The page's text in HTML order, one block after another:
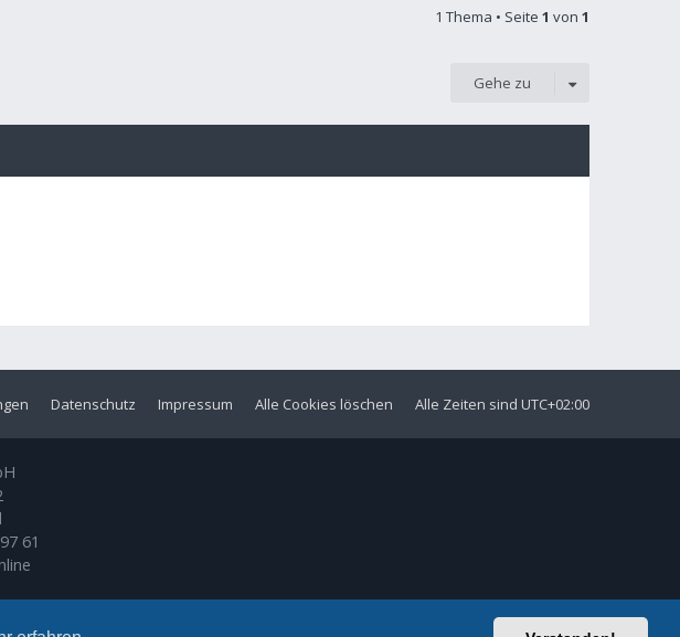
1 Thema • Seite 1 von 1
Gehe zu
Alle Zeiten sind UTC+02:00
Alle Cookies löschen
Impressum
Datenschutz
61